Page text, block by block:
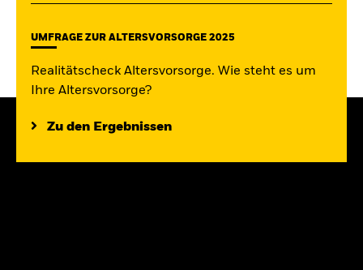
UMFRAGE ZUR ALTERSVORSORGE 2025
Realitätscheck Altersvorsorge. Wie steht es um
Ihre Altersvorsorge?
Zu den Ergebnissen